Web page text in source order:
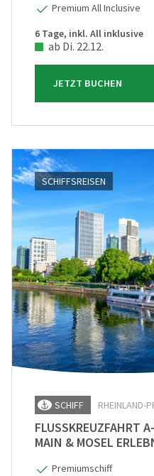
Premium All Inclusive
6 Tage, inkl. All inklusive
ab Di. 22.12.
JETZT BUCHEN
SCHIFFSREISEN
SCHIFF RHEINLAND-
FLUSSKREUZFAHRT
MAIN & MOSEL
Premiumschiff